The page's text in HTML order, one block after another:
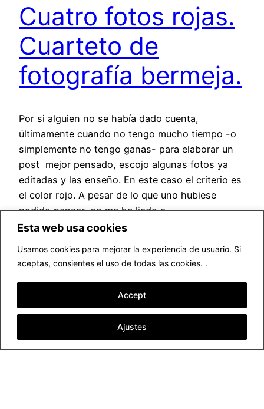
Esta web usa cookies
Usamos cookies para mejorar la experiencia de usuario. Si
aceptas, consientes el uso de todas las cookies. .
Ajustes
Accept
Cuatro fotos rojas.
Cuarteto de
fotografía bermeja.
Por si alguien no se había dado cuenta,
últimamente cuando no tengo mucho tiempo -o
simplemente no tengo ganas- para elaborar un
post mejor pensado, escojo algunas fotos ya
editadas y las enseño. En este caso el criterio es
el color rojo. A pesar de lo que uno hubiese
podido pensar, no me he liado a…
junio 13, 2015
▷ Fotógrafo profesional Valencia